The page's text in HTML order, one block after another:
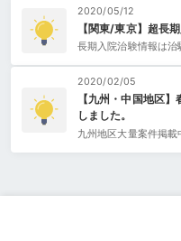
2020/05/12
【関東/東京】超長
長期入院治験情報は治
2020/02/05
【九州・中国地区
しました。
九州地区大量案件掲載